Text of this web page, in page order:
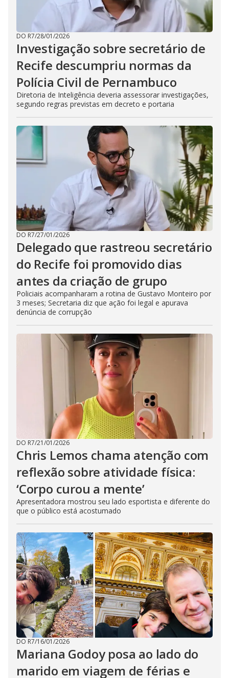
DO R7/28/01/2026
Investigação sobre secretário de
Recife descumpriu normas da
Polícia Civil de Pernambuco
Diretoria de Inteligência deveria assessorar investigações,
segundo regras previstas em decreto e portaria
DO R7/27/01/2026
Delegado que rastreou secretário
do Recife foi promovido dias
antes da criação de grupo
Policiais acompanharam a rotina de Gustavo Monteiro por
3 meses; Secretaria diz que ação foi legal e apurava
denúncia de corrupção
DO R7/21/01/2026
Chris Lemos chama atenção com
reflexão sobre atividade física:
‘Corpo curou a mente’
Apresentadora mostrou seu lado esportista e diferente do
que o público está acostumado
DO R7/16/01/2026
Mariana Godoy posa ao lado do
marido em viagem de férias e